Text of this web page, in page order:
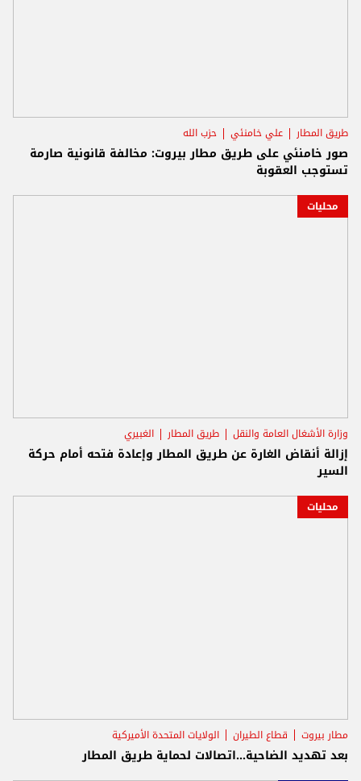
طريق المطار علي خامنئي حزب الله
صور خامنئي على طريق مطار بيروت: مخالفة قانونية صارمة
تستوجب العقوبة
محليات
وزارة الأشغال العامة والنقل طريق المطار الغبيري
إزالة أنقاض الغارة عن طريق المطار وإعادة فتحه أمام حركة
السير
محليات
مطار بيروت قطاع الطيران الولايات المتحدة الأميركية
بعد تهديد الضاحية...اتصالات لحماية طريق المطار